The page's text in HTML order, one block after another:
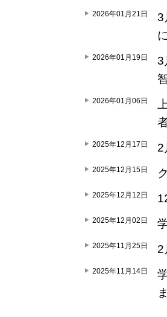
2026年01月21日
3
2026年01月19日
3
2026年01月06日
2025年12月17日 2
2025年12月15日
2025年12月12日
2025年12月02日
2025年11月25日 2
2025年11月14日